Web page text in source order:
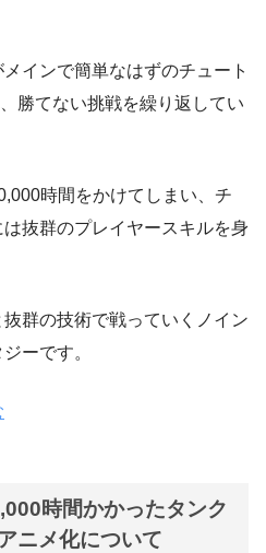
インで簡単なはずのチュート
勝てない挑戦を繰り返してい
時間をかけてしまい、チ
抜群のプレイヤースキルを身
群の技術で戦っていくノイン
ーです。
時間かかったタンク
ニメ化について